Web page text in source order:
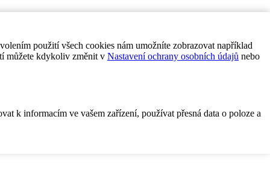
použití všech cookies nám umožníte zobrazovat například
můžete kdykoliv změnit v Nastavení ochrany osobních údajů nebo
k informacím ve vašem zařízení, používat přesná data o poloze a